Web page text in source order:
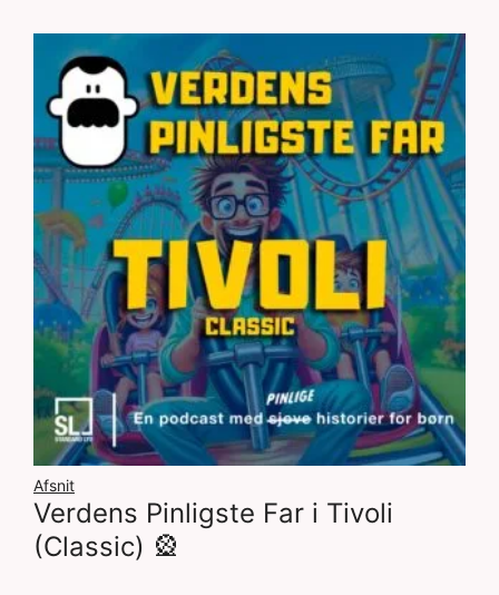
Afsnit
Verdens Pinligste Far i Tivoli
(Classic) 🎡